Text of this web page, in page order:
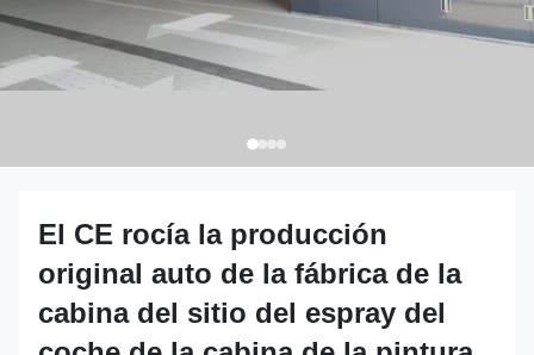
El CE rocía la producción
original auto de la fábrica de la
cabina del sitio del espray del